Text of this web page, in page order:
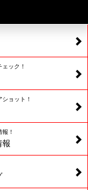
ック！
ョット！
！
報